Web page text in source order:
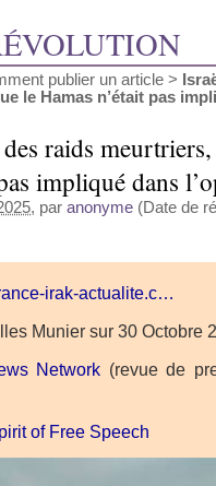
publier un article >
le Hamas n’était pas
raids
impliqué dans
, par anonyme (Date de
irak-actualite.c…
Munier sur 30 Octobre
Network (revue de
of Free Speech